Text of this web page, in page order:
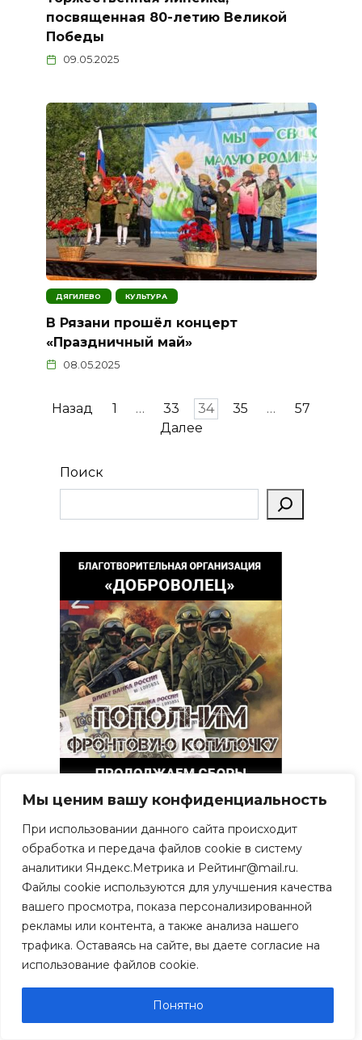
Мы ценим вашу конфиденциальность
При использовании данного сайта происходит
обработка и передача файлов cookie в систему
аналитики Яндекс.Метрика и Рейтинг@mail.ru.
Файлы cookie используются для улучшения качества
вашего просмотра, показа персонализированной
рекламы или контента, а также анализа нашего
трафика. Оставаясь на сайте, вы даете согласие на
использование файлов cookie.
Понятно
посвященная 80-летию Великой
Победы
09.05.2025
ДЯГИЛЕВО КУЛЬТУРА
В Рязани прошёл концерт
«Праздничный май»
08.05.2025
Пагинация
Назад 1 … 33 34 35 …
57
Далее
Поиск
Свежие записи
В Рязани онкобольные